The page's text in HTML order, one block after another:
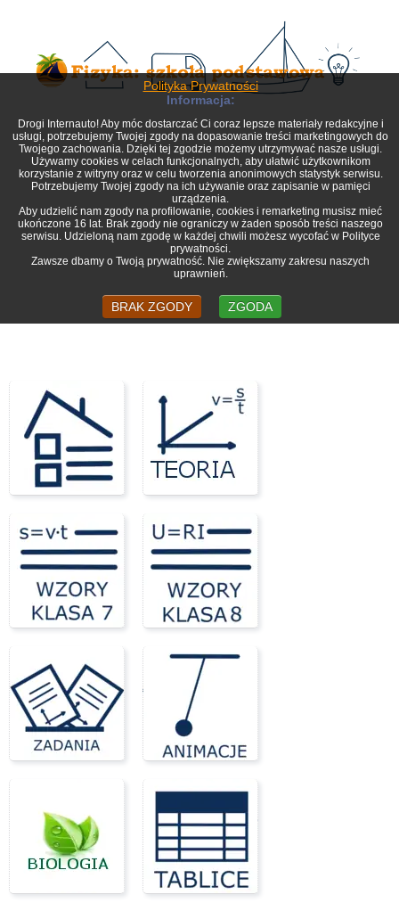
Polityka Prywatności
Informacja:
Drogi Internauto! Aby móc dostarczać Ci coraz lepsze materiały redakcyjne i
usługi, potrzebujemy Twojej zgody na dopasowanie treści marketingowych do
Twojego zachowania. Dzięki tej zgodzie możemy utrzymywać nasze usługi.
Używamy cookies w celach funkcjonalnych, aby ułatwić użytkownikom
korzystanie z witryny oraz w celu tworzenia anonimowych statystyk serwisu.
Potrzebujemy Twojej zgody na ich używanie oraz zapisanie w pamięci
urządzenia.
Aby udzielić nam zgody na profilowanie, cookies i remarketing musisz mieć
ukończone 16 lat. Brak zgody nie ograniczy w żaden sposób treści naszego
serwisu. Udzieloną nam zgodę w każdej chwili możesz wycofać w Polityce
prywatności.
Zawsze dbamy o Twoją prywatność. Nie zwiększamy zakresu naszych
uprawnień.
BRAK ZGODY ZGODA